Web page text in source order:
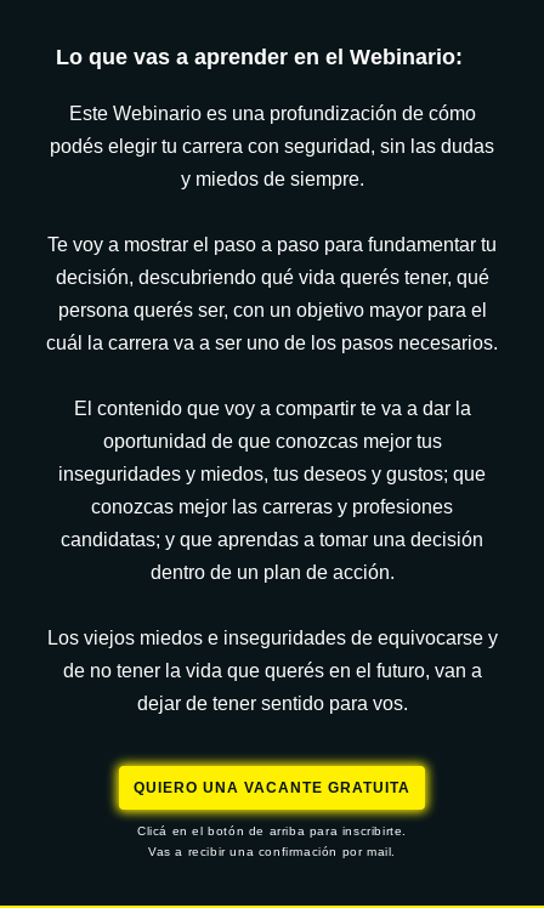
Lo que vas a aprender en el Webinario:
Este Webinario es una profundización de cómo
podés elegir tu carrera con seguridad, sin las dudas
y miedos de siempre.
Te voy a mostrar el paso a paso para fundamentar tu
decisión, descubriendo qué vida querés tener, qué
persona querés ser, con un objetivo mayor para el
cuál la carrera va a ser uno de los pasos necesarios.
El contenido que voy a compartir te va a dar la
oportunidad de que conozcas mejor tus
inseguridades y miedos, tus deseos y gustos; que
conozcas mejor las carreras y profesiones
candidatas; y que aprendas a tomar una decisión
dentro de un plan de acción.
Los viejos miedos e inseguridades de equivocarse y
de no tener la vida que querés en el futuro, van a
dejar de tener sentido para vos.
QUIERO UNA VACANTE GRATUITA
Clicá en el botón de arriba para inscribirte.
Vas a recibir una confirmación por mail.